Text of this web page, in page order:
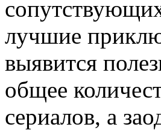
лучшие
выявится
общее
сериалов, а